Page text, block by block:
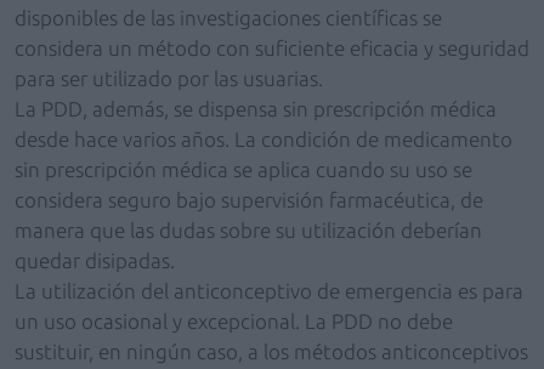
disponibles de las investigaciones científicas se
considera un método con suficiente eficacia y seguridad
para ser utilizado por las usuarias.
La PDD, además, se dispensa sin prescripción médica
desde hace varios años. La condición de medicamento
sin prescripción médica se aplica cuando su uso se
considera seguro bajo supervisión farmacéutica, de
manera que las dudas sobre su utilización deberían
quedar disipadas.
La utilización del anticonceptivo de emergencia es para
un uso ocasional y excepcional. La PDD no debe
sustituir, en ningún caso, a los métodos anticonceptivos